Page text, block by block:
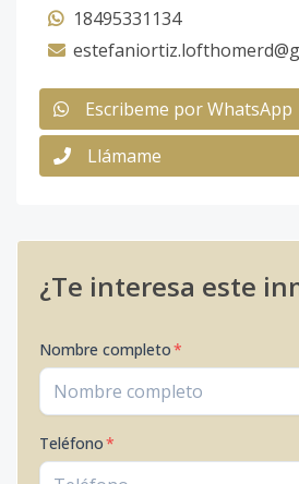
18495331134
Escribeme por WhatsApp
Llámame
¿Te interesa este
Nombre completo*
Teléfono*